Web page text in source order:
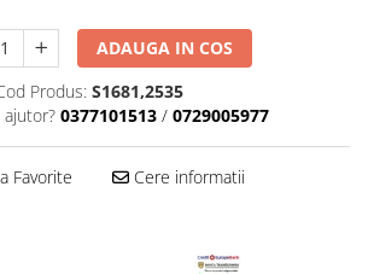
arcuri
bucatarie
ADAUGA IN COS
Produs: S1681,2535
0377101513 / 0729005977
Favorite Cere informatii